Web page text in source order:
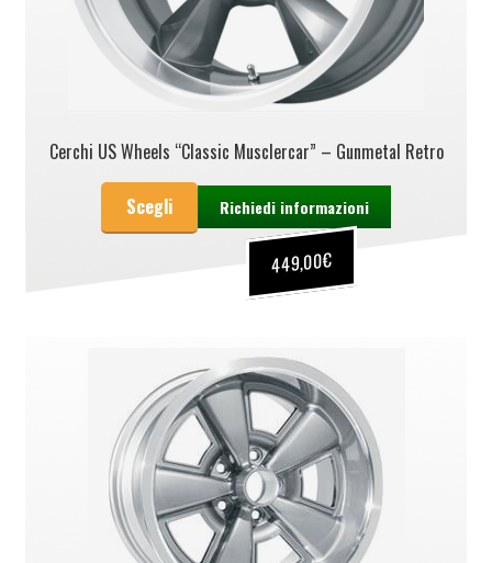
Cerchi US Wheels “Classic Musclercar” – Gunmetal Retro
449,00€
Scegli Richiedi informazioni